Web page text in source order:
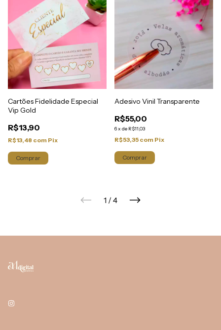
Cartões Fidelidade Especial
Vip Gold
R$13,90
R$13,48 com Pix
Comprar
Adesivo Vinil Transparente
R$55,00
6x de R$11,03
R$53,35 com Pix
Comprar
1 / 4